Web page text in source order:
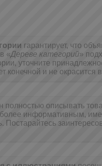
гарантирует, что
«Дереве категорий»
уточните
конечной и не окрасится
полностью описывать
информативным,
Постарайтесь